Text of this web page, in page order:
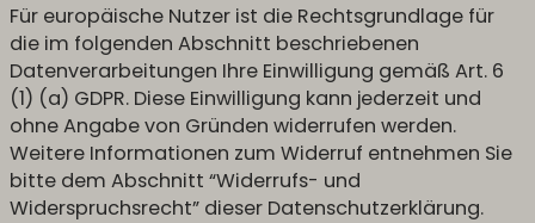
Für europäische Nutzer ist die Rechtsgrundlage für
die im folgenden Abschnitt beschriebenen
Datenverarbeitungen Ihre Einwilligung gemäß Art. 6
(1) (a) GDPR. Diese Einwilligung kann jederzeit und
ohne Angabe von Gründen widerrufen werden.
Weitere Informationen zum Widerruf entnehmen Sie
bitte dem Abschnitt “Widerrufs- und
Widerspruchsrecht” dieser Datenschutzerklärung.